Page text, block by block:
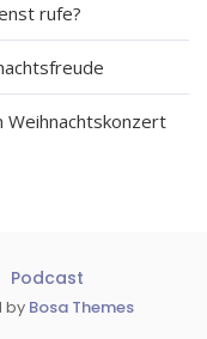
rufe?
Weihnachtskonzert
Podcast
by Bosa Themes